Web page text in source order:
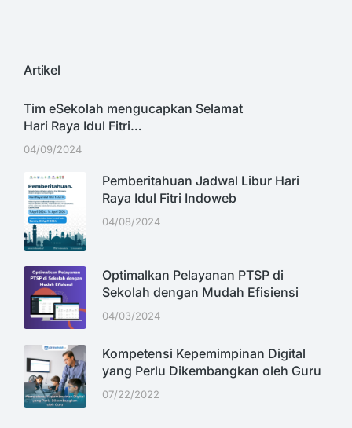
Artikel
Tim eSekolah mengucapkan Selamat
Hari Raya Idul Fitri…
04/09/2024
Pemberitahuan Jadwal Libur Hari
Raya Idul Fitri Indoweb
04/08/2024
Optimalkan Pelayanan PTSP di
Sekolah dengan Mudah Efisiensi
04/03/2024
Kompetensi Kepemimpinan Digital
yang Perlu Dikembangkan oleh Guru
07/22/2022